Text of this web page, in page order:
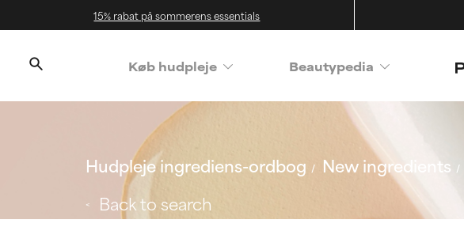
15% rabat på sommerens essentials
Køb hudpleje Beautypedia
Hudpleje ingrediens-ordbog New ingredients
Back to search